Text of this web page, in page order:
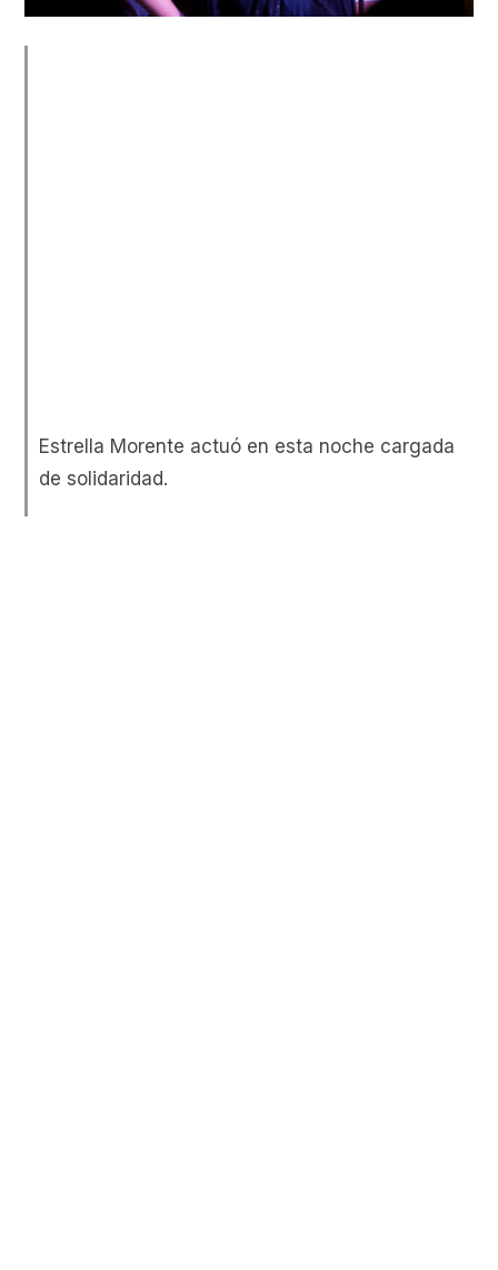
Estrella Morente actuó en esta noche cargada
de solidaridad.